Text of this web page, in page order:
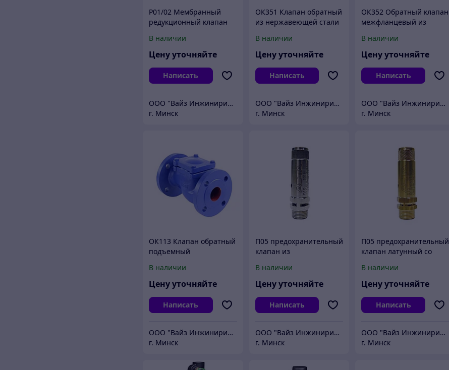
Р01/02 Мембранный
редукционный клапан
В наличии
Цену уточняйте
Написать
ООО "Вайз Инжиниринг"
г. Минск
ОК351 Клапан обратный
из нержавеющей стали
В наличии
Цену уточняйте
Написать
ООО "Вайз Инжиниринг"
г. Минск
ОК352 Обратный клапан
межфланцевый из
В наличии
Цену уточняйте
Написать
ООО "Вайз Инжиниринг"
г. Минск
ОК113 Клапан обратный
подъемный
В наличии
Цену уточняйте
Написать
ООО "Вайз Инжиниринг"
г. Минск
П05 предохранительный
клапан из
свободным истечением
В наличии
Цену уточняйте
Написать
ООО "Вайз Инжиниринг"
г. Минск
П05 предохранительный
клапан латунный со
В наличии
Цену уточняйте
Написать
ООО "Вайз Инжиниринг"
г. Минск